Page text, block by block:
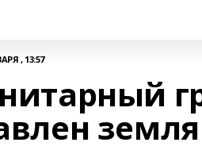
, 13:57